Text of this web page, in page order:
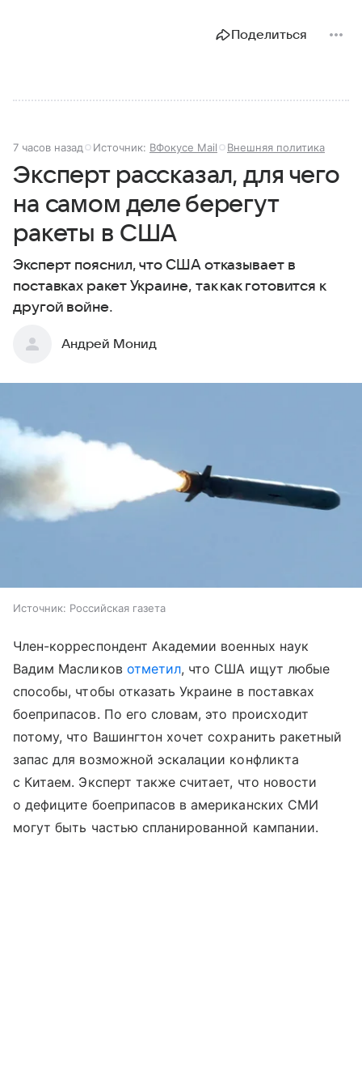
Поделиться
7 часов назад Источник: ВФокусе Mail Внешняя политика
Эксперт рассказал, для чего
на самом деле берегут
ракеты в США
Эксперт пояснил, что США отказывает в
поставках ракет Украине, так как готовится к
другой войне.
Андрей Монид
Источник: Российская газета
Член-корреспондент Академии военных наук
Вадим Масликов отметил, что США ищут любые
способы, чтобы отказать Украине в поставках
боеприпасов. По его словам, это происходит
потому, что Вашингтон хочет сохранить ракетный
запас для возможной эскалации конфликта
с Китаем. Эксперт также считает, что новости
о дефиците боеприпасов в американских СМИ
могут быть частью спланированной кампании.